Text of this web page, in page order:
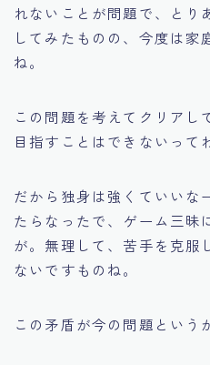
れないことが問題で、とり
してみたものの、今度は家
ね。
この問題を考えてクリアし
目指すことはできないって
だから独身は強くていいな
たらなったで、ゲーム三昧
が。無理して、苦手を克服
ないですものね。
この矛盾が今の問題という